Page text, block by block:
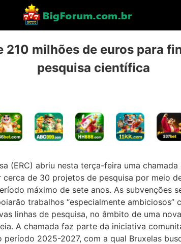
210 milhões de euros para
pesquisa científica
(ERC) abriu nesta terça-feira uma
cerca de 30 projetos de pesquisa por meio
máximo de sete anos. As subvenções
trabalhos “especialmente ambiciosos”
linhas de pesquisa, no âmbito de uma
A chamada faz parte da iniciativa
período 2025-2027, com a qual Bruxelas